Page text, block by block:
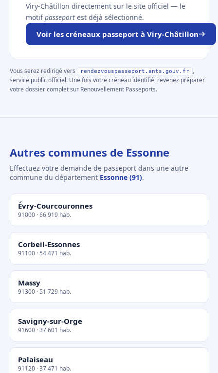
Viry-Châtillon directement sur le site officiel — le
motifpasseport est déjà sélectionné.
Voir les créneaux passeport à Viry-Châtillon
Vous serez redirigé vers rendezvouspasseport.ants.gouv.fr
,
service public officiel. Une fois votre créneau identifié, revenez préparer
votre dossier complet sur Renouvellement Passeports.
Autres communes de Essonne
Effectuez votre demande de passeport dans une autre
commune du département Essonne (91).
Évry-Courcouronnes
91000 · 66 919 hab.
Corbeil-Essonnes
91100 · 54 471 hab.
Massy
91300 · 51 729 hab.
Savigny-sur-Orge
91600 · 37 601 hab.
Palaiseau
91120 · 37 471 hab.